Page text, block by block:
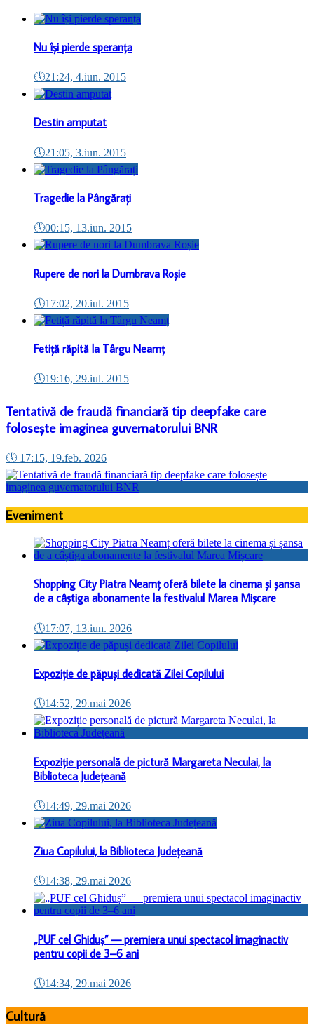
Nu își pierde speranța
🕔21:24, 4.iun. 2015
Destin amputat
🕔21:05, 3.iun. 2015
Tragedie la Pângărați
🕔00:15, 13.iun. 2015
Rupere de nori la Dumbrava Roșie
🕔17:02, 20.iul. 2015
Fetiță răpită la Târgu Neamț
🕔19:16, 29.iul. 2015
Tentativă de fraudă financiară tip deepfake care
folosește imaginea guvernatorului BNR
🕔 17:15, 19.feb. 2026
Eveniment
Shopping City Piatra Neamț oferă bilete la cinema și șansa
de a câștiga abonamente la festivalul Marea Mișcare
🕔17:07, 13.iun. 2026
Expoziție de păpuși dedicată Zilei Copilului
🕔14:52, 29.mai 2026
Expoziție personală de pictură Margareta Neculai, la
Biblioteca Județeană
🕔14:49, 29.mai 2026
Ziua Copilului, la Biblioteca Județeană
🕔14:38, 29.mai 2026
„PUF cel Ghiduș” — premiera unui spectacol imaginactiv
pentru copii de 3–6 ani
🕔14:34, 29.mai 2026
Cultură